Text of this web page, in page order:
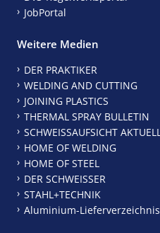
JobPortal
Weitere Medien
DER PRAKTIKER
WELDING AND CUTTING
JOINING PLASTICS
THERMAL SPRAY BULLETIN
SCHWEISSAUFSICHT AKTUELL
HOME OF WELDING
HOME OF STEEL
DER SCHWEISSER
STAHL+TECHNIK
Aluminium-Lieferverzeichnis